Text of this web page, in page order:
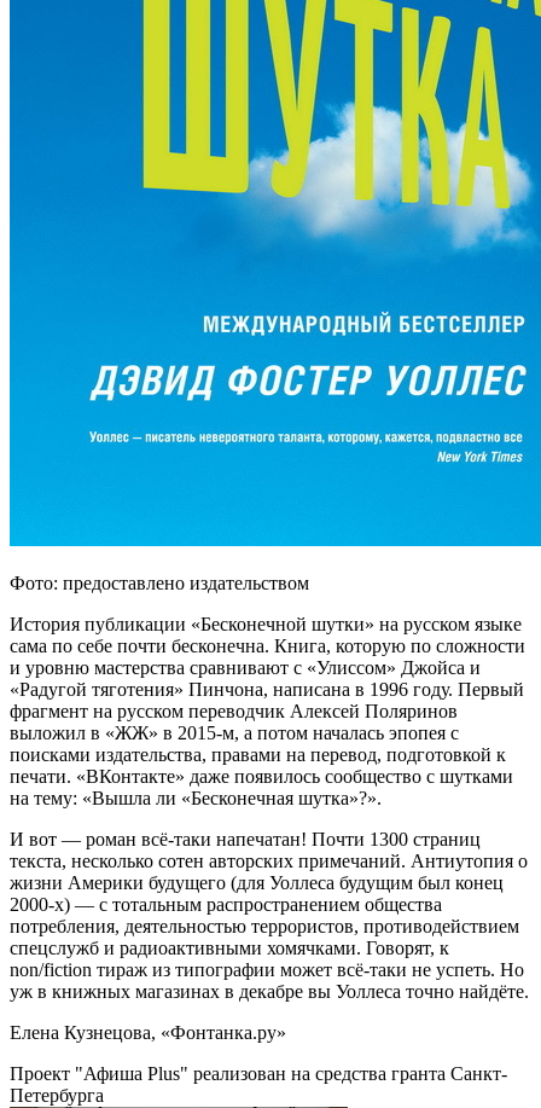
Фото: предоставлено издательством
История публикации «Бесконечной шутки» на русском языке
сама по себе почти бесконечна. Книга, которую по сложности
и уровню мастерства сравнивают с «Улиссом» Джойса и
«Радугой тяготения» Пинчона, написана в 1996 году. Первый
фрагмент на русском переводчик Алексей Поляринов
выложил в «ЖЖ» в 2015-м, а потом началась эпопея с
поисками издательства, правами на перевод, подготовкой к
печати. «ВКонтакте» даже появилось сообщество с шутками
на тему: «Вышла ли «Бесконечная шутка»?».
И вот — роман всё-таки напечатан! Почти 1300 страниц
текста, несколько сотен авторских примечаний. Антиутопия о
жизни Америки будущего (для Уоллеса будущим был конец
2000-х) — с тотальным распространением общества
потребления, деятельностью террористов, противодействием
спецслужб и радиоактивными хомячками. Говорят, к
non/fiction тираж из типографии может всё-таки не успеть. Но
уж в книжных магазинах в декабре вы Уоллеса точно найдёте.
Елена Кузнецова, «Фонтанка.ру»
Проект "Афиша Plus" реализован на средства гранта Санкт-
Петербурга